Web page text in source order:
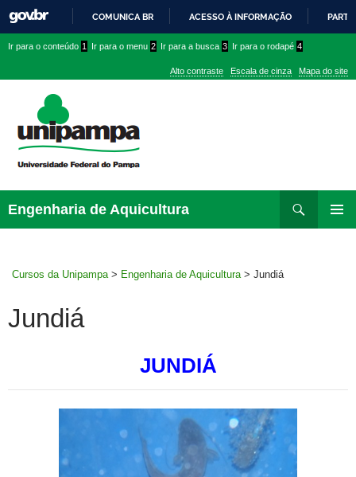
PARA
CONTEÚDO
COMUNICA BR ACESSO À INFORMAÇÃO
conteúdo
menu
superior
menu
Ir para o conteúdo 1 Ir para o menu 2 Ir para a busca 3 Ir para o rodapé 4
Alto contraste Escala de cinza Mapa do site
Engenharia de Aquicultura
para
Cursos da Unipampa > Engenharia de Aquicultura > Jundiá
Jundiá
JUNDIÁ